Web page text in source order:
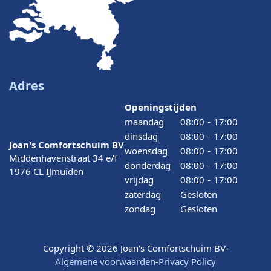
Adres
Joan's Comfortschuim BV
Middenhavenstraat 34 e/f
1976 CL IJmuiden
Openingstijden
maandag
08:00 - 17:00
dinsdag
08:00 - 17:00
woensdag
08:00 - 17:00
donderdag
08:00 - 17:00
vrijdag
08:00 - 17:00
zaterdag
Gesloten
zondag
Gesloten
Copyright © 2026 Joan's Comfortschuim BV-
Algemene voorwaarden-Privacy Policy